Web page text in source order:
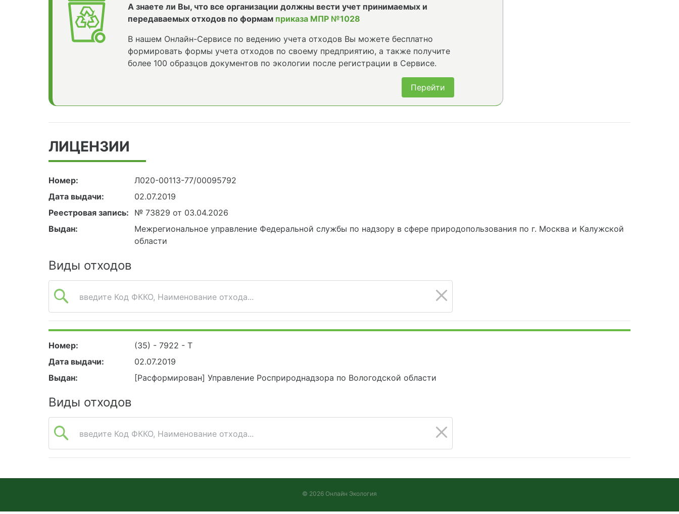
А знаете ли Вы, что все организации должны вести учет принимаемых и
передаваемых отходов по формам приказа МПР №1028
В нашем Онлайн-Сервисе по ведению учета отходов Вы можете бесплатно
формировать формы учета отходов по своему предприятию, а также получите
более 100 образцов документов по экологии после регистрации в Сервисе.
Перейти
ЛИЦЕНЗИИ
Номер:
Л020-00113-77/00095792
Дата выдачи:
02.07.2019
Реестровая запись:
№ 73829 от 03.04.2026
Выдан:
Межрегиональное управление Федеральной службы по надзору в сфере природопользования по г. Москва и Калужской
области
Виды отходов
введите Код ФККО, Наименование отхода...
Номер:
(35) - 7922 - Т
Дата выдачи:
02.07.2019
Выдан:
[Расформирован] Управление Росприроднадзора по Вологодской области
Виды отходов
введите Код ФККО, Наименование отхода...
© 2026 Онлайн Экология